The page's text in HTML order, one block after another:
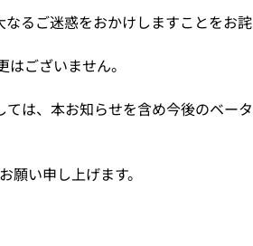
るご迷惑をおかけしますことをお
ございません。
は、本お知らせを含め今後のベー
い申し上げます。